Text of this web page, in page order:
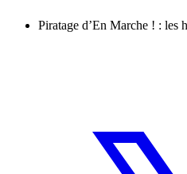
Piratage d’En Marche ! : les